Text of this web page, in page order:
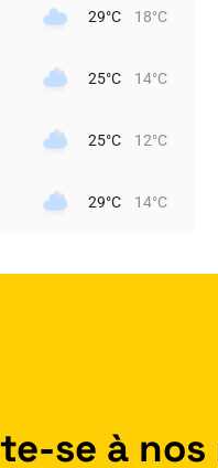
29°C 18°C
25°C 14°C
25°C 12°C
29°C 14°C
se à nos